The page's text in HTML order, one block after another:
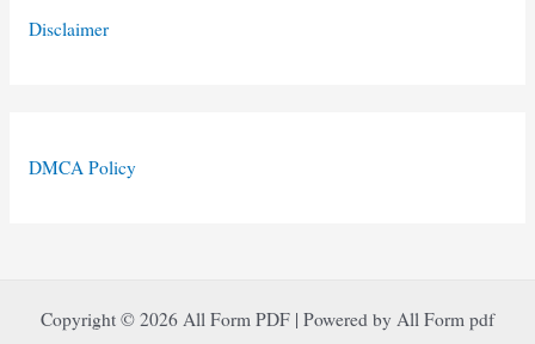
Disclaimer
DMCA Policy
Copyright © 2026 All Form PDF | Powered by All Form pdf